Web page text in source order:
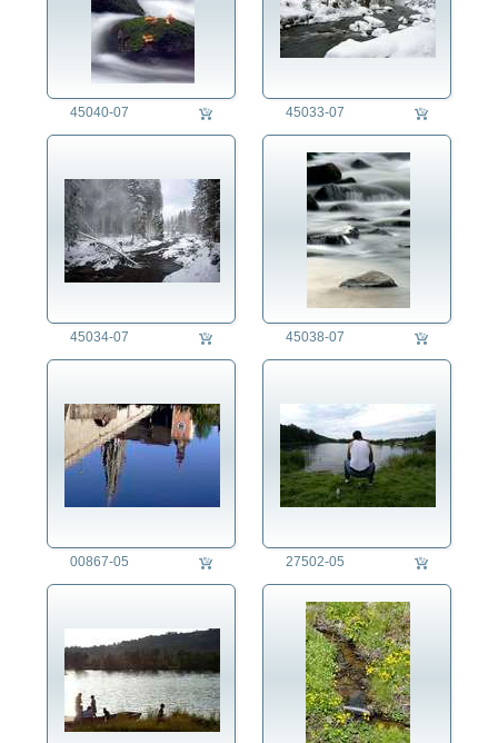
45040-07 45033-07
45034-07 45038-07
00867-05 27502-05